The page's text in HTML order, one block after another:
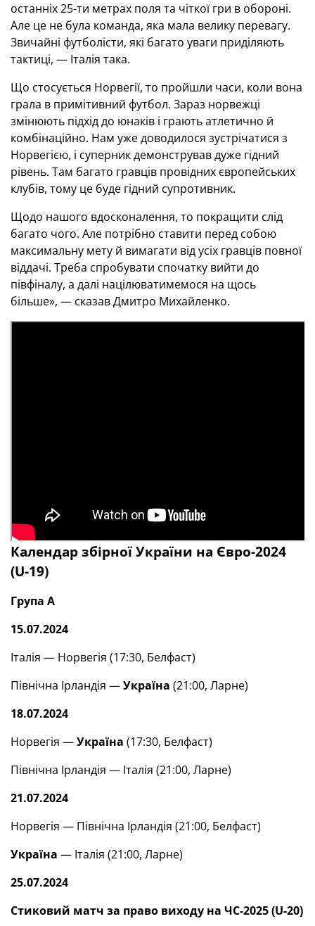
останніх 25-ти метрах поля та чіткої гри в обороні.
Але це не була команда, яка мала велику перевагу.
Звичайні футболісти, які багато уваги приділяють
тактиці, — Італія така.
Що стосується Норвегії, то пройшли часи, коли вона
грала в примітивний футбол. Зараз норвежці
змінюють підхід до юнаків і грають атлетично й
комбінаційно. Нам уже доводилося зустрічатися з
Норвегією, і суперник демонстрував дуже гідний
рівень. Там багато гравців провідних європейських
клубів, тому це буде гідний супротивник.
Щодо нашого вдосконалення, то покращити слід
багато чого. Але потрібно ставити перед собою
максимальну мету й вимагати від усіх гравців повної
віддачі. Треба спробувати спочатку вийти до
півфіналу, а далі націлюватимемося на щось
більше», — сказав Дмитро Михайленко.
Календар збірної України на Євро-2024
(U-19)
Група А
15.07.2024
Італія — Норвегія (17:30, Белфаст)
Північна Ірландія —Україна (21:00, Ларне)
18.07.2024
Норвегія —Україна (17:30, Белфаст)
Північна Ірландія — Італія (21:00, Ларне)
21.07.2024
Норвегія — Північна Ірландія (21:00, Белфаст)
Україна — Італія (21:00, Ларне)
25.07.2024
Стиковий матч за право виходу на ЧС-2025 (U-20)